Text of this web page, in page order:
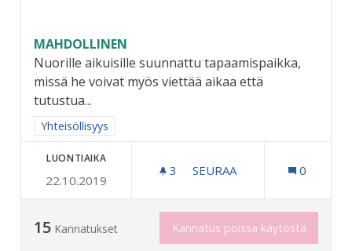
MAHDOLLINEN
Nuorille aikuisille suunnattu tapaamispaikka,
missä he voivat myös viettää aikaa että
tutustua...
Rajaa tulokset aihepiirin mukaan: Yhteisöllisyys
Yhteisöllisyys
LUONTIAIKA
22.10.2019
3 3 SEURAAJAA
SEURAA 0
15 Kannatukset Kannatus poissa käytöstä